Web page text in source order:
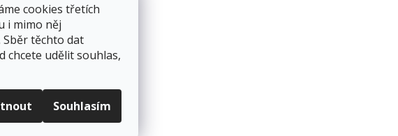
cookies třetích
i mimo něj
těchto dat
chcete udělit souhlas,
Souhlasím